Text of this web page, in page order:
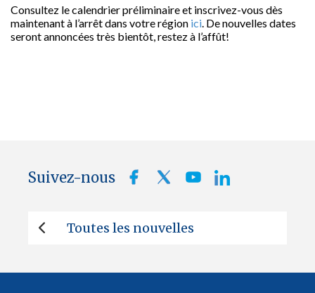
Consultez le calendrier préliminaire et inscrivez-vous dès
maintenant à l’arrêt dans votre région ici. De nouvelles dates
seront annoncées très bientôt, restez à l’affût!
Suivez-nous
Toutes les nouvelles